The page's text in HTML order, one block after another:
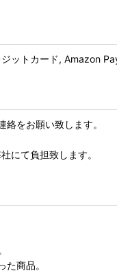
ットカード, Amazon
をお願い致します。
にて負担致します。
商品。